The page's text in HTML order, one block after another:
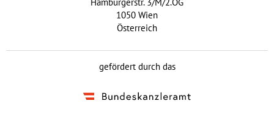
Hamburgerstr. 3/M/2.OG
1050 Wien
Österreich
gefördert durch das